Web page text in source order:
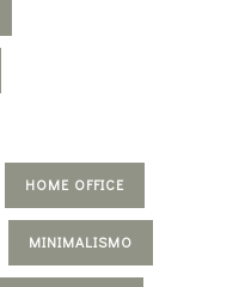
HOME OFFICE
MINIMALISMO